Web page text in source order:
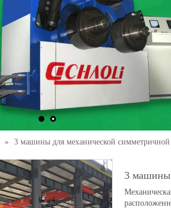
» 3 машины для механической симметричной
3 машины